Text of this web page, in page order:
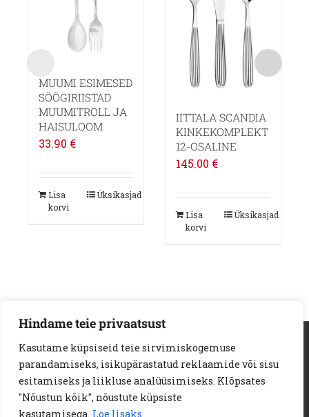
Hindame teie privaatsust
Kasutame küpsiseid teie sirvimiskogemuse
parandamiseks, isikupärastatud reklaamide või sisu
esitamiseks ja liikluse analüüsimiseks. Klõpsates
"Nõustun kõik", nõustute küpsiste
kasutamisega. Loe lisaks
MUUMI ESIMESED
SÖÖGIRIISTAD
MUUMITROLL JA
HAISULOOM
33.90 €
Lisa
korvi
Üksikasjad
IITTALA SCANDIA
KINKEKOMPLEKT
12-OSALINE
145.00 €
Lisa
korvi
Üksikasjad
AS Loodus Invest | Viljandi mnt. 18a | 11216 Tallinn
+372 6722 123
info@loodusinvest.ee
© Copyright 2023 | Loodus Invest AS | All Rights Reserved |
E-POE MÜÜGITINGIMUSED
PRIVAATSUSPOLIITIKA
KÜPSISED